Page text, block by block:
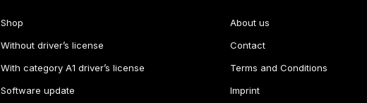
Shop
Without driver’s license
With category A1 driver’s license
Software update
About us
Contact
Terms and Conditions
Imprint